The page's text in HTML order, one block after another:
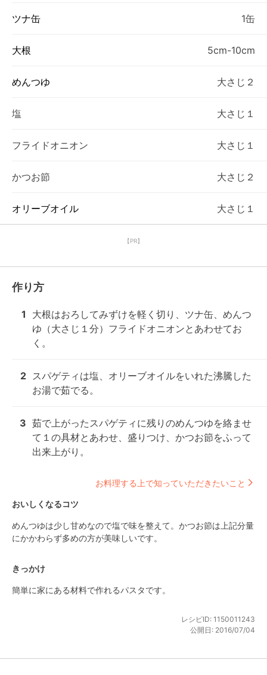
ツナ缶 1缶
大根 5cm-10cm
めんつゆ 大さじ２
塩 大さじ１
フライドオニオン 大さじ１
かつお節 大さじ２
オリーブオイル 大さじ１
【PR】
作り方
1
大根はおろしてみずけを軽く切り、ツナ缶、めんつ
ゆ（大さじ１分）フライドオニオンとあわせてお
く。
2 スパゲティは塩、オリーブオイルをいれた沸騰した
お湯で茹でる。
3 茹で上がったスパゲティに残りのめんつゆを絡ませ
て１の具材とあわせ、盛りつけ、かつお節をふって
出来上がり。
お料理する上で知っていただきたいこと
おいしくなるコツ
めんつゆは少し甘めなので塩で味を整えて。かつお節は上記分量
にかかわらず多めの方が美味しいです。
きっかけ
簡単に家にある材料で作れるパスタです。
レシピID: 1150011243
公開日: 2016/07/04